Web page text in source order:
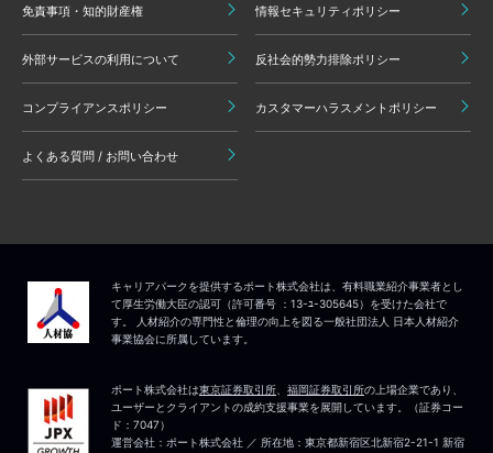
免責事項・知的財産権 情報セキュリティポリシー
外部サービスの利用について 反社会的勢力排除ポリシー
コンプライアンスポリシー カスタマーハラスメントポリシー
よくある質問 / お問い合わせ